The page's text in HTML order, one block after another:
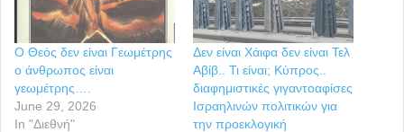
Ο Θεός δεν είναι Γεωμέτρης
ο άνθρωπος είναι
γεωμέτρης….
June 29, 2026
In "Διεθνή"
Δεν είναι Χάιφα δεν είναι Τελ
Αβίβ.. Τι είναι; Κύπρος..
διαφημιστικές γιγαντοαφίσες
Ισραηλινών πολιτικών για
την προεκλογική